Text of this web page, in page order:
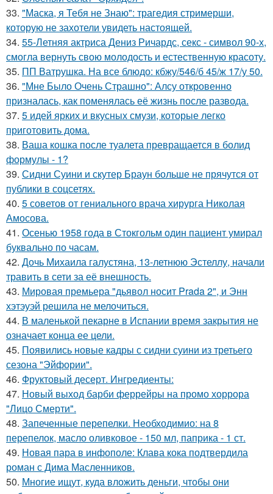
33. "Маска, я Тебя не Знаю": трагедия стримерши,
которую не захотели увидеть настоящей.
34. 55-Летняя актриса Дениз Ричардс, секс - символ 90-х,
смогла вернуть свою молодость и естественную красоту.
35. ПП Ватрушка. На все блюдо: кбжу/546/б 45/ж 17/у 50.
36. "Мне Было Очень Страшно": Алсу откровенно
призналась, как поменялась её жизнь после развода.
37. 5 идей ярких и вкусных смузи, которые легко
приготовить дома.
38. Ваша кошка после туалета превращается в болид
формулы - 1?
39. Сидни Суини и скутер Браун больше не прячутся от
публики в соцсетях.
40. 5 советов от гениального врача хирурга Николая
Амосова.
41. Осенью 1958 года в Стокгольм один пациент умирал
буквально по часам.
42. Дочь Михаила галустяна, 13-летнюю Эстеллу, начали
травить в сети за её внешность.
43. Мировая премьера "дьявол носит Prada 2", и Энн
хэтэуэй решила не мелочиться.
44. В маленькой пекарне в Испании время закрытия не
означает конца ее цели.
45. Появились новые кадры с сидни суини из третьего
сезона "Эйфории".
46. Фруктовый десерт. Ингредиенты:
47. Новый выход барби феррейры на промо хоррора
"Лицо Смерти".
48. Запеченные перепелки. Необходимио: на 8
перепелок, масло оливковое - 150 мл, паприка - 1 ст.
49. Новая пара в инфополе: Клава кока подтвердила
роман с Дима Масленников.
50. Многие ищут, куда вложить деньги, чтобы они